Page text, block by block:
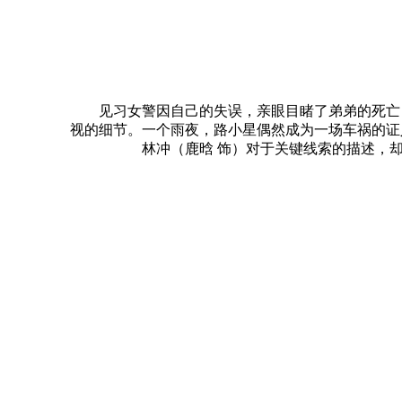
见习女警因自己的失误，亲眼目睹了弟弟的死亡
视的细节。一个雨夜，路小星偶然成为一场车祸的
林冲（鹿晗 饰）对于关键线索的描述，